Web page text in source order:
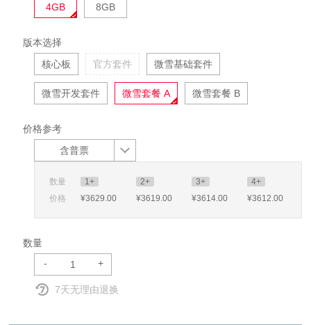
4GB
8GB
版本选择
核心板
官方套件 微雪基础套件
微雪开发套件 微雪套餐 A 微雪套餐 B
价格参考
含普票
数量 1+ 2+ 3+
4+
价格
¥3629.00 ¥3619.00 ¥3614.00 ¥3612.00
数量
-
+
7天无理由退换